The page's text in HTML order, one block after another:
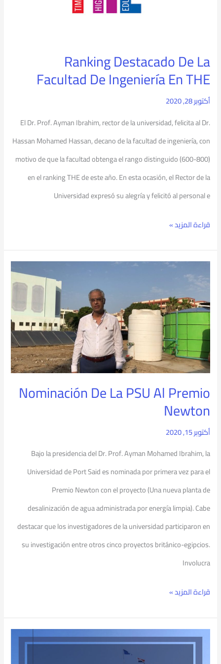
Ranking Destacado De La
Facultad De Ingeniería En THE
أكتوبر 28, 2020
El Dr. Prof. Ayman Ibrahim, rector de la universidad, felicita al Dr.
Hassan Mohamed Hassan, decano de la facultad de ingeniería, con
motivo de que la facultad obtenga el rango distinguido (600-800)
en el ranking THE de este año. En esta ocasión, el Rector de la
Universidad expresó su alegría y felicitó al personal e
En
THE
قراءة المزيد »
Nominación De La PSU Al Premio
Newton
أكتوبر 15, 2020
Bajo la presidencia del Dr. Prof. Ayman Mohamed Ibrahim, la
Universidad de Port Said es nominada por primera vez para el
Premio Newton con el proyecto (Una nueva planta de
desalinización de agua administrada por energía limpia). Cabe
destacar que los investigadores de la universidad participaron en
su investigación entre otros cinco proyectos británico-egipcios.
Involucra
La
PSU
Al
Premio
قراءة المزيد »